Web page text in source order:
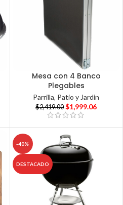
Mesa con 4 Banco
Plegables
Parrilla, Patio y Jardin
$2,419.00 $1,999.06
-40%
DESTACADO